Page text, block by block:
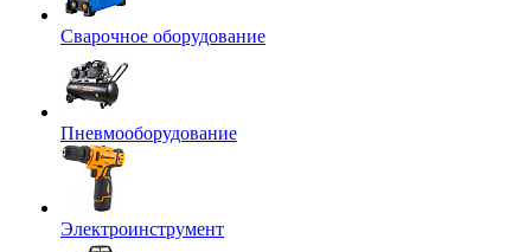
Сварочное оборудование
Пневмооборудование
Электроинструмент